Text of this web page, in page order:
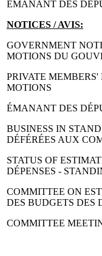
ÉMANANT DES
NOTICES / AVIS:
GOVERNMENT
MOTIONS DU
PRIVATE
MOTIONS
ÉMANANT DES
BUSINESS IN
DÉFÉRÉES AUX
STATUS OF
DÉPENSES -
COMMITTEE ON
DES BUDGETS DES
COMMITTEE